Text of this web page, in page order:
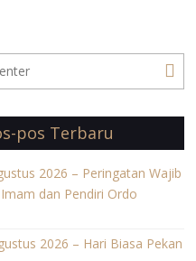
pos Terbaru
2026 – Peringatan Wajib
dan Pendiri Ordo
2026 – Hari Biasa Pekan